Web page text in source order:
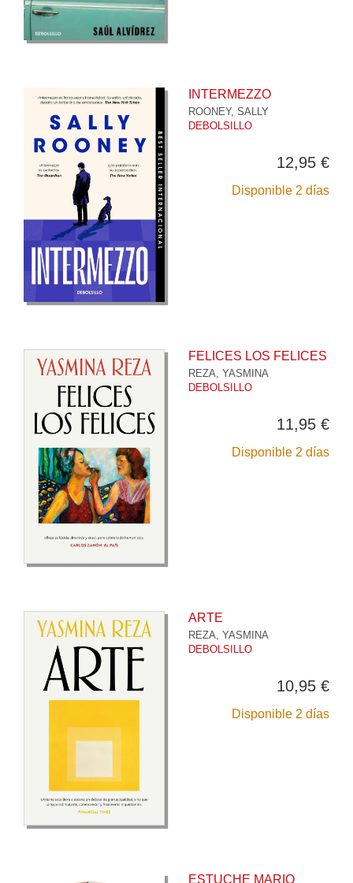
INTERMEZZO
ROONEY, SALLY
DEBOLSILLO
12,95 €
Disponible 2 días
FELICES LOS FELICES
REZA, YASMINA
DEBOLSILLO
11,95 €
Disponible 2 días
ARTE
REZA, YASMINA
DEBOLSILLO
10,95 €
Disponible 2 días
ESTUCHE MARIO